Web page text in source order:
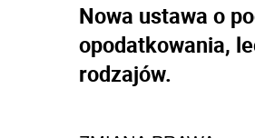
Nowa ustawa o
opodatkowania,
rodzajów.